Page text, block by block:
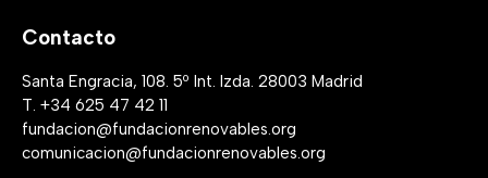
Contacto
Santa Engracia, 108. 5º Int. Izda. 28003 Madrid
T. +34 625 47 42 11
fundacion@fundacionrenovables.org
comunicacion@fundacionrenovables.org